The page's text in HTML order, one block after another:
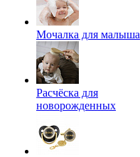
Мочалка для малыша
Расчёска для
новорожденных